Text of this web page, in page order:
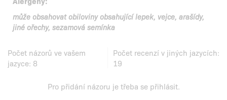
může obsahovat obiloviny obsahující lepek, vejce, arašídy,
jiné ořechy, sezamová semínka
Počet názorů ve vašem
jazyce: 8
Počet recenzí v jiných jazycích:
19
Pro přidání názoru je třeba se přihlásit.